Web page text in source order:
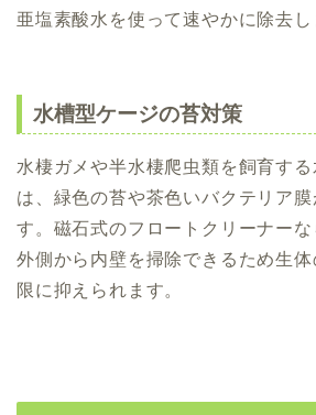
亜塩素酸水を使って速やかに除去し
水槽型ケージの苔対策
水棲ガメや半水棲爬虫類を飼育す
は、緑色の苔や茶色いバクテリア
す。磁石式のフロートクリーナー
外側から内壁を掃除できるため生
限に抑えられます。